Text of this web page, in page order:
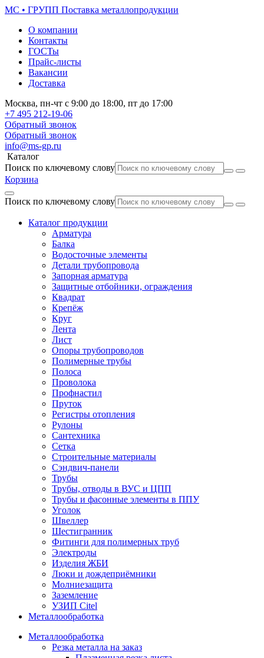
МС • ГРУПП Поставка металлопродукции
О компании
Контакты
ГОСТы
Прайс-листы
Вакансии
Доставка
Москва, пн-чт с 9:00 до 18:00, пт до 17:00
+7 495 212-19-06
Обратный звонок
Обратный звонок
info@ms-gp.ru
Каталог
Поиск по ключевому слову
Корзина
Поиск по ключевому слову
Каталог продукции
Арматура
Балка
Водосточные элементы
Детали трубопровода
Запорная арматура
Защитные отбойники, ограждения
Квадрат
Крепёж
Круг
Лента
Лист
Опоры трубопроводов
Полимерные трубы
Полоса
Проволока
Профнастил
Пруток
Регистры отопления
Рулоны
Сантехника
Сетка
Строительные материалы
Сэндвич-панели
Трубы
Трубы, отводы в ВУС и ЦПП
Трубы и фасонные элементы в ППУ
Уголок
Швеллер
Шестигранник
Фитинги для полимерных труб
Электроды
Изделия ЖБИ
Люки и дождеприёмники
Молниезащита
Заземление
УЗИП Citel
Металлообработка
Металлообработка
Резка металла на заказ